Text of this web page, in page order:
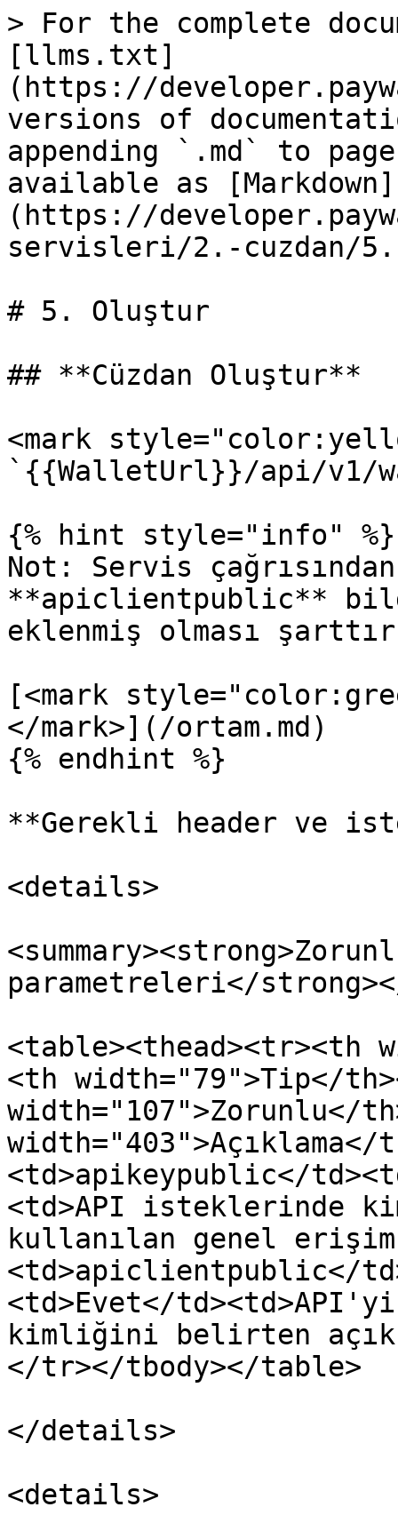
> For the complete
[llms.txt]
(https://
versions of
appending `.md` to
available as [Markdown]
(https://
servisleri/2.-cuzdan/
# 5. Oluştur
## **Cüzdan Oluştur**
<mark
`{{WalletUrl}}/api/v1/
{% hint style="info" %}
Not: Servis
**apiclientpublic**
eklenmiş olması
[<mark
</mark>](/ortam.md)
{% endhint %}
**Gerekli header ve
<details>
parametreleri</strong></
<table><thead><tr><th
<th width="79">Tip</
width="107">Zorunlu</
<td>apikeypublic</
<td>API isteklerinde
kullanılan genel
<td>apiclientpublic</
<td>Evet</
kimliğini belirten
</tr></tbody></table>
</details>
<details>